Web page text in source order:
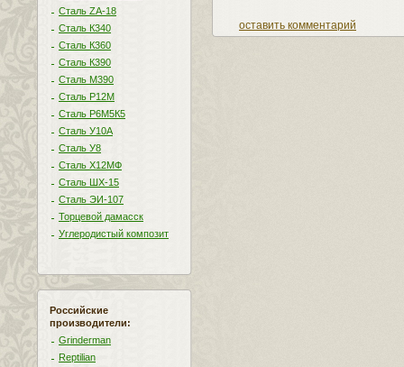
Сталь ZA-18
Сталь К340
Сталь К360
Сталь К390
Сталь М390
Сталь Р12М
Сталь Р6М5К5
Сталь У10А
Сталь У8
Сталь Х12МФ
Сталь ШХ-15
Сталь ЭИ-107
Торцевой дамасск
Углеродистый композит
Российские
производители:
Grinderman
Reptilian
оставить комментарий